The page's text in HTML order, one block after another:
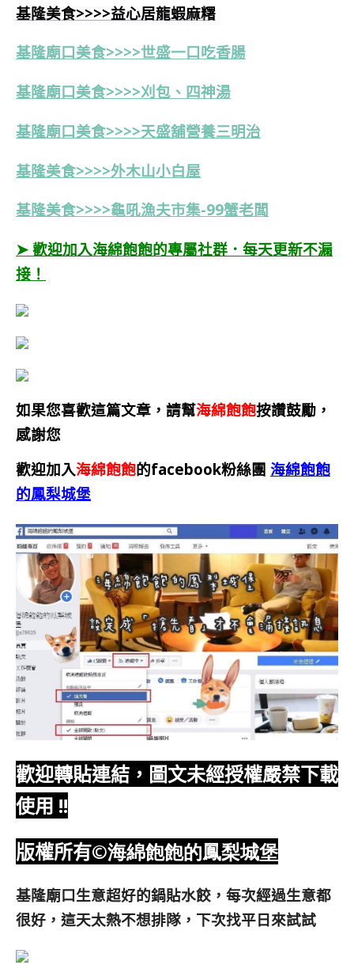
基隆美食>>>>益心居龍蝦麻糬
基隆廟口美食>>>>世盛一口吃香腸
基隆廟口美食>>>>刈包、四神湯
基隆廟口美食>>>>天盛舖營養三明治
基隆美食>>>>外木山小白屋
基隆美食>>>>龜吼漁夫市集-99蟹老闆
➤ 歡迎加入海綿飽飽的專屬社群．每天更新不漏
接！
如果您喜歡這篇文章，請幫海綿飽飽按讚鼓勵，
感謝您
歡迎加入海綿飽飽的facebook粉絲團 海綿飽飽
的鳳梨城堡
歡迎轉貼連結，圖文未經授權嚴禁下載
使用 !!
版權所有©海綿飽飽的鳳梨城堡
基隆廟口生意超好的鍋貼水餃，每次經過生意都
很好，這天太熱不想排隊，下次找平日來試試